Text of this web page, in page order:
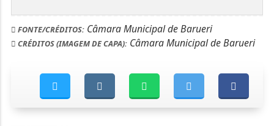
FONTE/CRÉDITOS:Câmara Municipal de Barueri
CRÉDITOS (IMAGEM DE CAPA):Câmara Municipal de Barueri